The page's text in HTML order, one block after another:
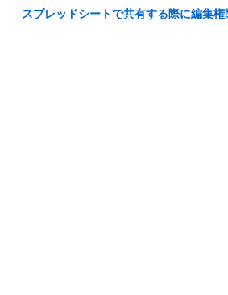
スプレッドシートで共有する際に編集